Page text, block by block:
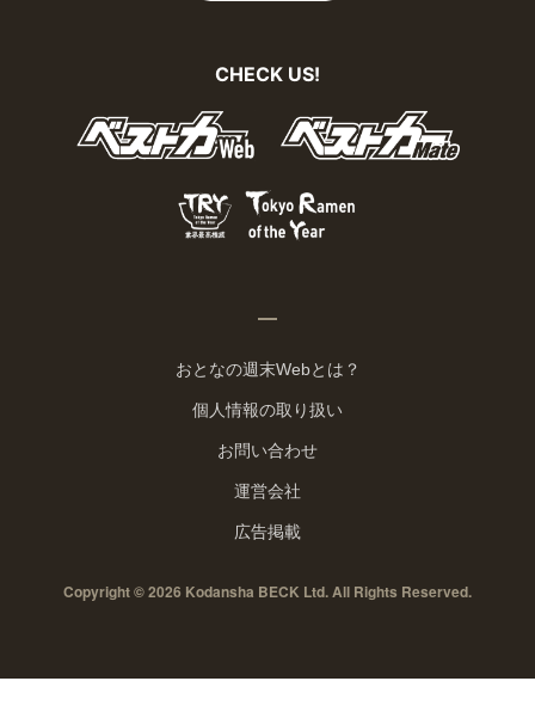
CHECK US!
おとなの週末Webとは？
個人情報の取り扱い
お問い合わせ
運営会社
広告掲載
Copyright © 2026 Kodansha BECK Ltd. All Rights Reserved.